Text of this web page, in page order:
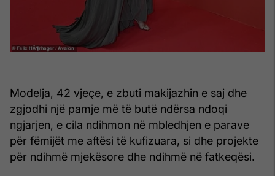
Modelja, 42 vjeçe, e zbuti makijazhin e saj dhe
zgjodhi një pamje më të butë ndërsa ndoqi
ngjarjen, e cila ndihmon në mbledhjen e parave
për fëmijët me aftësi të kufizuara, si dhe projekte
për ndihmë mjekësore dhe ndihmë në fatkeqësi.